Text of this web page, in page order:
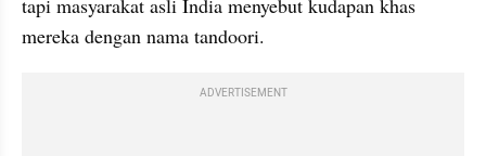
tapi masyarakat asli India menyebut kudapan khas
mereka dengan nama tandoori.
ADVERTISEMENT